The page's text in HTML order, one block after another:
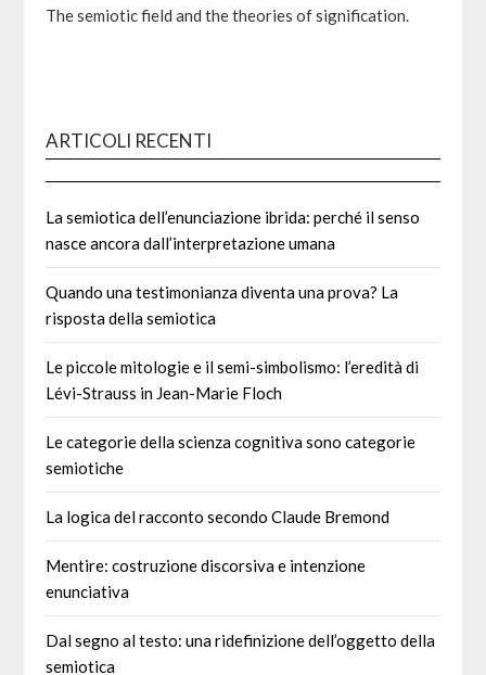
The semiotic field and the theories of signification.
ARTICOLI RECENTI
La semiotica dell’enunciazione ibrida: perché il senso
nasce ancora dall’interpretazione umana
Quando una testimonianza diventa una prova? La
risposta della semiotica
Le piccole mitologie e il semi-simbolismo: l’eredità di
Lévi-Strauss in Jean-Marie Floch
Le categorie della scienza cognitiva sono categorie
semiotiche
La logica del racconto secondo Claude Bremond
Mentire: costruzione discorsiva e intenzione
enunciativa
Dal segno al testo: una ridefinizione dell’oggetto della
semiotica